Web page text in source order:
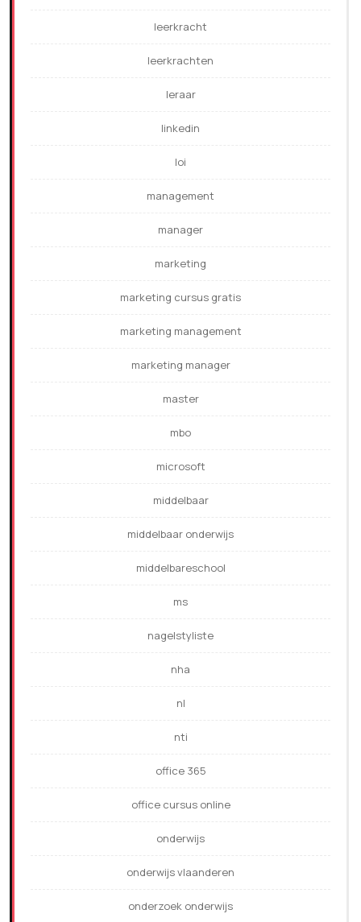
leerkracht
leerkrachten
leraar
linkedin
loi
management
manager
marketing
marketing cursus gratis
marketing management
marketing manager
master
mbo
microsoft
middelbaar
middelbaar onderwijs
middelbareschool
ms
nagelstyliste
nha
nl
nti
office 365
office cursus online
onderwijs
onderwijs vlaanderen
onderzoek onderwijs